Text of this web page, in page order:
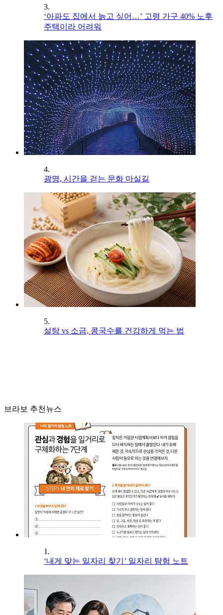
3.
‘아파도 집에서 늙고 싶어…’ 고령 가구 40% 노후
주택이라 어려워
4.
광명, 시간을 걷는 문화 마실길
5.
설탕 vs 소금, 콩국수를 건강하게 먹는 법
브라보 추천뉴스
1.
‘내게 맞는 일자리 찾기’ 일자리 탐험 노트